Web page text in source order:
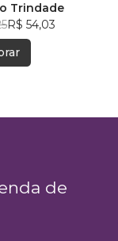
Trindade
R$ 54,03
de